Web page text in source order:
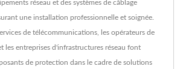
réseau et des systèmes de câblage
une installation professionnelle et soignée.
de télécommunications, les opérateurs de
les entreprises d'infrastructures réseau font
de protection dans le cadre de solutions